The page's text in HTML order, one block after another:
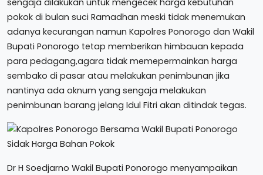
sengaja dilakukan untuk mengecek harga kebutuhan
pokok di bulan suci Ramadhan meski tidak menemukan
adanya kecurangan namun Kapolres Ponorogo dan Wakil
Bupati Ponorogo tetap memberikan himbauan kepada
para pedagang,agara tidak memepermainkan harga
sembako di pasar atau melakukan penimbunan jika
nantinya ada oknum yang sengaja melakukan
penimbunan barang jelang Idul Fitri akan ditindak tegas.
Dr H Soedjarno Wakil Bupati Ponorogo menyampaikan